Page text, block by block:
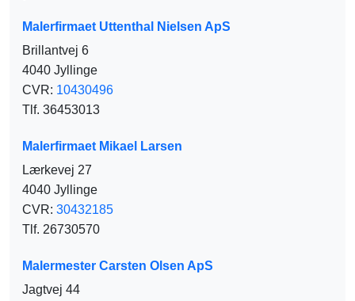
Malerfirmaet Uttenthal Nielsen ApS
Brillantvej 6
4040 Jyllinge
CVR: 10430496
Tlf. 36453013
Malerfirmaet Mikael Larsen
Lærkevej 27
4040 Jyllinge
CVR: 30432185
Tlf. 26730570
Malermester Carsten Olsen ApS
Jagtvej 44